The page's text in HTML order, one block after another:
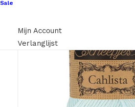
Sale
Mijn Account
Verlanglijst